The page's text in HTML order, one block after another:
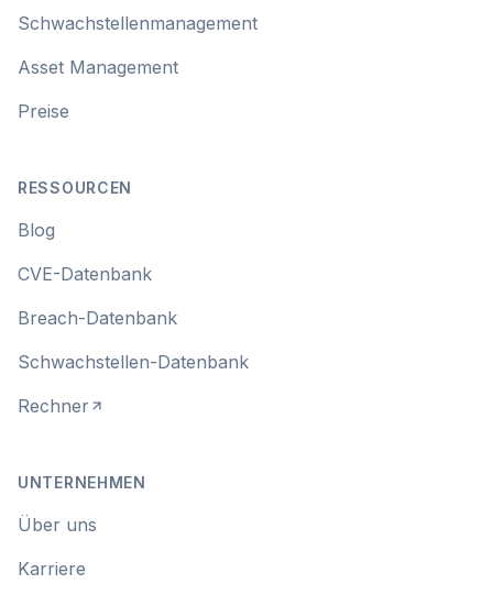
Schwachstellenmanagement
Asset Management
Preise
RESSOURCEN
Blog
CVE-Datenbank
Breach-Datenbank
Schwachstellen-Datenbank
Rechner
UNTERNEHMEN
Über uns
Karriere